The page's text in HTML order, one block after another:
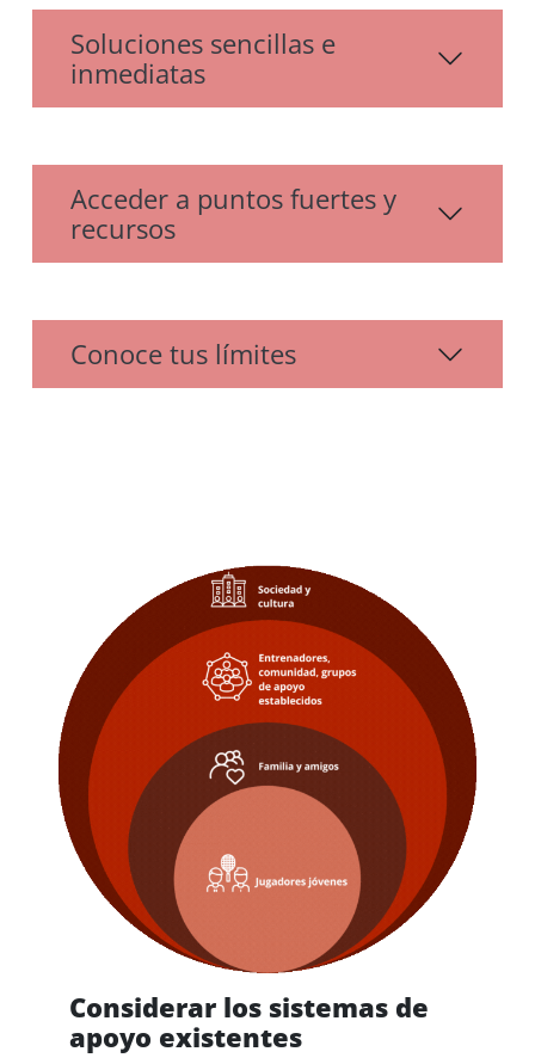
Soluciones sencillas e
inmediatas
Acceder a puntos fuertes y
recursos
Conoce tus límites
Considerar los sistemas de
apoyo existentes